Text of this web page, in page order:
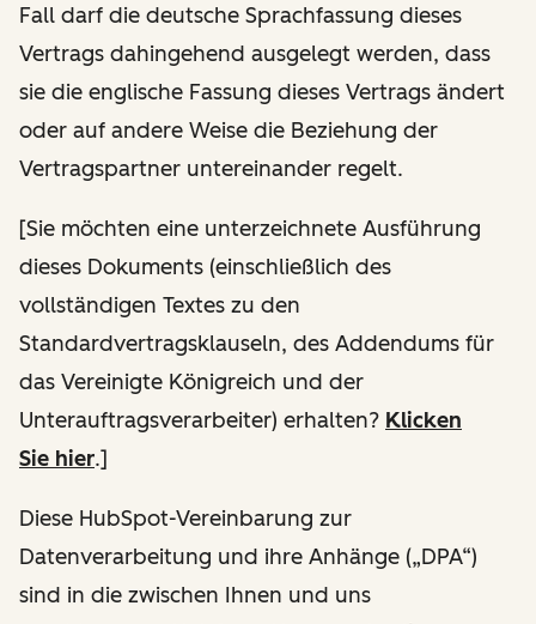
Fall darf die deutsche Sprachfassung dieses
Vertrags dahingehend ausgelegt werden, dass
sie die englische Fassung dieses Vertrags ändert
oder auf andere Weise die Beziehung der
Vertragspartner untereinander regelt.
[Sie möchten eine unterzeichnete Ausführung
dieses Dokuments (einschließlich des
vollständigen Textes zu den
Standardvertragsklauseln, des Addendums für
das Vereinigte Königreich und der
Unterauftragsverarbeiter) erhalten? Klicken
Sie hier.]
Diese HubSpot-Vereinbarung zur
Datenverarbeitung und ihre Anhänge („DPA“)
sind in die zwischen Ihnen und uns